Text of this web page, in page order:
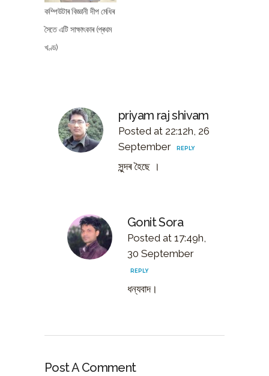
কম্পিউটাৰ বিজ্ঞানী দীপ মেধিৰ
সৈতে এটি সাক্ষাৎকাৰ (প্ৰথম
খণ্ড)
priyam raj shivam
Posted at 22:12h, 26
September
REPLY
সুন্দৰ হৈছে ।
Gonit Sora
Posted at 17:49h,
30 September
REPLY
ধন্যবাদ।
Post A Comment